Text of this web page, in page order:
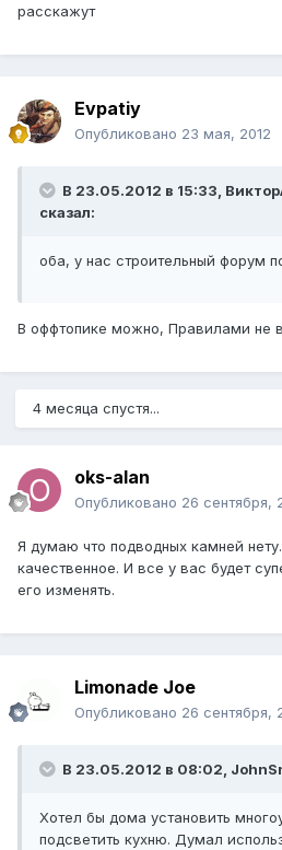
расскажут
Evpatiy
Опубликовано 23 мая, 2012
В 23.05.2012 в 15:33,
сказал:
оба, у нас строительный форум
В оффтопике можно, Правилами не
4 месяца спустя...
oks-alan
Опубликовано 26 сентября,
Я думаю что подводных камней
качественное. И все у вас будет
его изменять.
Limonade Joe
Опубликовано 26 сентября,
В 23.05.2012 в 08:02,
Хотел бы дома установить
подсветить кухню. Думал